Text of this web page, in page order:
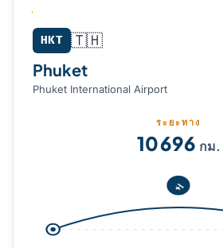
Phuket (HKT) → London (LHR)
HKT 🇹🇭
Phuket
Phuket International Airport
ระยะทาง
10 696 กม.